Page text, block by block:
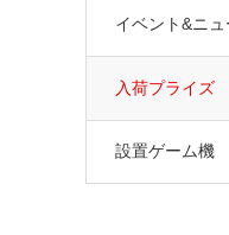
イベント&ニュ
入荷プライズ
設置ゲーム機